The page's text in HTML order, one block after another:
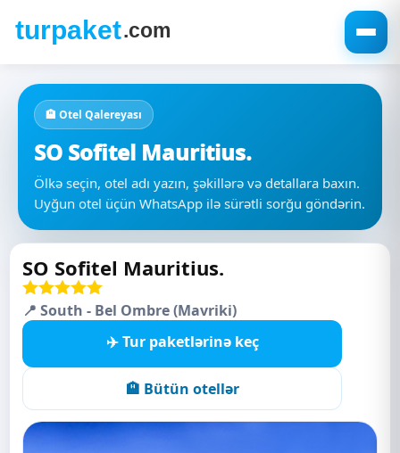
🏨 Otel Qalereyası
SO Sofitel Mauritius.
Ölkə seçin, otel adı yazın, şəkillərə və detallara baxın.
Uyğun otel üçün WhatsApp ilə sürətli sorğu göndərin.
SO Sofitel Mauritius.
📍 South - Bel Ombre (Mavriki)
✈️ Tur paketlərinə keç
🏨 Bütün otellər